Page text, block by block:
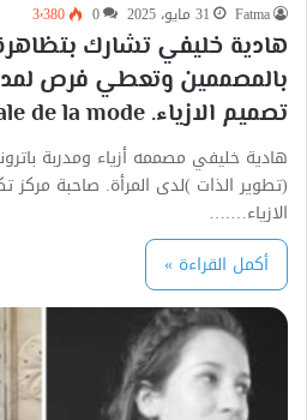
Fatma 31 مايو، 2025 0 3٬380
هادية خليفي تشارك
بالمصممين وتعطي فرص
تصميم الازياء. La fête internationale de la mode.
هادية خليفي مصممه أزياء ومدربة
(تطوير الذات )لدى المرأة. صاحبة
الازياء….…
أكمل القراءة »